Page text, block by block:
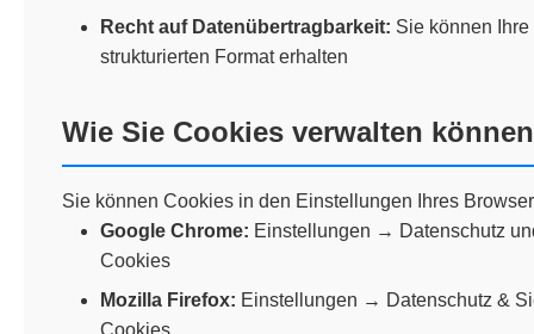
Recht auf Datenübertragbarkeit: Sie können
strukturierten Format erhalten
Wie Sie Cookies verwalten können
Sie können Cookies in den Einstellungen Ihres
Google Chrome: Einstellungen → Datenschutz
Cookies
Mozilla Firefox: Einstellungen → Datenschutz &
Cookies